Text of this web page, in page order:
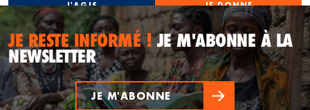
J'AGIS JE DONNE
JE RESTE INFORMÉ !JE M'ABONNE À LA
NEWSLETTER
JE M'ABONNE